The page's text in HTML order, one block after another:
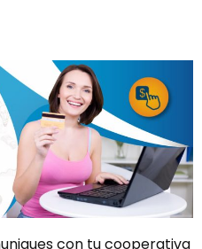
con tu cooperativa